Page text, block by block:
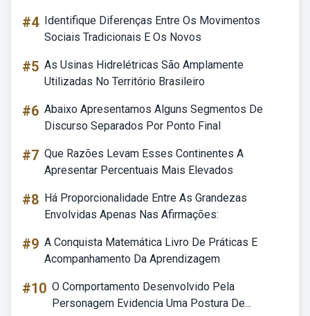
#4 Identifique Diferenças Entre Os Movimentos
Sociais Tradicionais E Os Novos
#5 As Usinas Hidrelétricas São Amplamente
Utilizadas No Território Brasileiro
#6 Abaixo Apresentamos Alguns Segmentos De
Discurso Separados Por Ponto Final
#7 Que Razões Levam Esses Continentes A
Apresentar Percentuais Mais Elevados
#8 Há Proporcionalidade Entre As Grandezas
Envolvidas Apenas Nas Afirmações:
#9 A Conquista Matemática Livro De Práticas E
Acompanhamento Da Aprendizagem
#10 O Comportamento Desenvolvido Pela
Personagem Evidencia Uma Postura De...